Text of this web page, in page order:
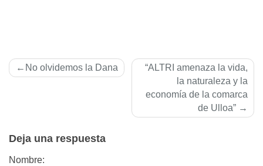
Navegación
No olvidemos la Dana
“ALTRI amenaza la vida,
la naturaleza y la
economía de la comarca
de Ulloa”
Deja una respuesta
Nombre: